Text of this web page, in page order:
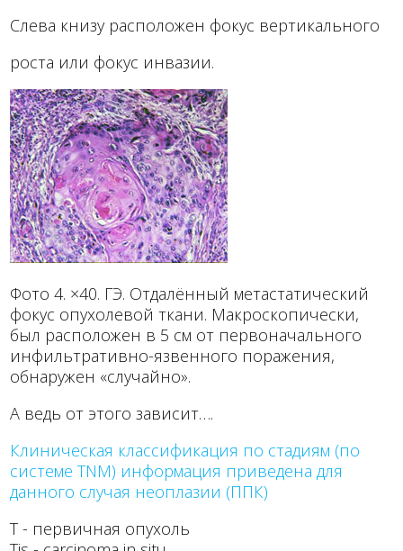
Слева книзу расположен фокус вертикального
роста или фокус инвазии.
Фото 4. ×40. ГЭ. Отдалённый метастатический
фокус опухолевой ткани. Макроскопически,
был расположен в 5 см от первоначального
инфильтративно-язвенного поражения,
обнаружен «случайно».
А ведь от этого зависит….
Клиническая классификация по стадиям (по
системе TNM) информация приведена для
данного случая неоплазии (ППК)
Т - первичная опухоль